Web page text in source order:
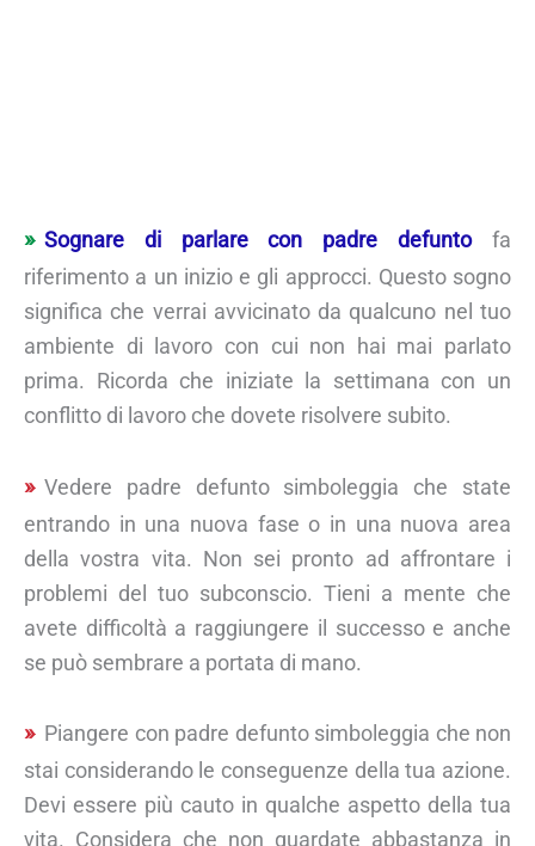
Sognare di parlare con padre defuntofa
riferimento a un inizio e gli approcci. Questo sogno
significa che verrai avvicinato da qualcuno nel tuo
ambiente di lavoro con cui non hai mai parlato
prima. Ricorda che iniziate la settimana con un
conflitto di lavoro che dovete risolvere subito.
Vedere padre defunto simboleggia che state
entrando in una nuova fase o in una nuova area
della vostra vita. Non sei pronto ad affrontare i
problemi del tuo subconscio. Tieni a mente che
avete difficoltà a raggiungere il successo e anche
se può sembrare a portata di mano.
Piangere con padre defunto simboleggia che non
stai considerando le conseguenze della tua azione.
Devi essere più cauto in qualche aspetto della tua
vita. Considera che non guardate abbastanza in